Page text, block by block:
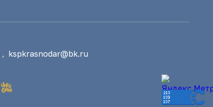
, kspkrasnodar@bk.ru